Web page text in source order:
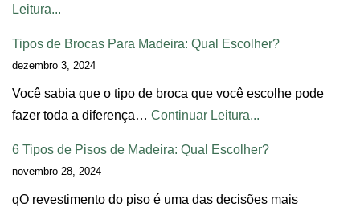
Leitura...
Tipos de Brocas Para Madeira: Qual Escolher?
dezembro 3, 2024
Você sabia que o tipo de broca que você escolhe pode
fazer toda a diferença… Continuar Leitura...
6 Tipos de Pisos de Madeira: Qual Escolher?
novembro 28, 2024
qO revestimento do piso é uma das decisões mais